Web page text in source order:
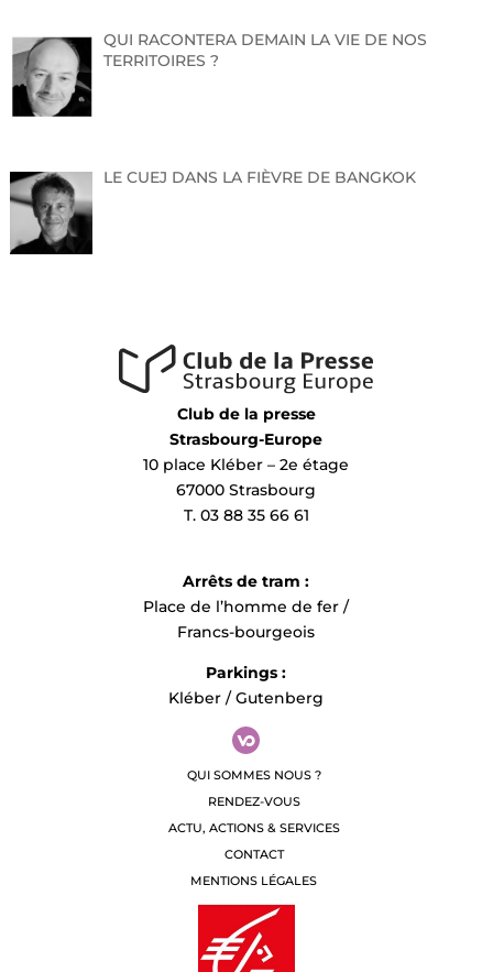
QUI RACONTERA DEMAIN LA VIE DE NOS
TERRITOIRES ?
LE CUEJ DANS LA FIÈVRE DE BANGKOK
Club de la presse
Strasbourg-Europe
10 place Kléber – 2e étage
67000 Strasbourg
T. 03 88 35 66 61
Arrêts de tram :
Place de l’homme de fer /
Francs-bourgeois
Parkings :
Kléber / Gutenberg
QUI SOMMES NOUS ?
RENDEZ-VOUS
ACTU, ACTIONS & SERVICES
CONTACT
MENTIONS LÉGALES